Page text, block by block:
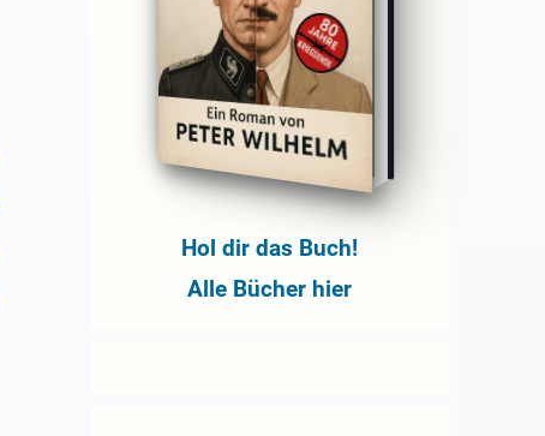
Hol dir das Buch!
Alle Bücher hier